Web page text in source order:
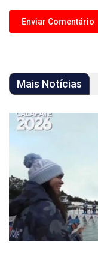
Mais Notícias